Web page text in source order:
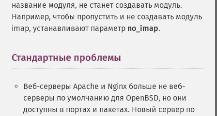
название модуля, не станет создавать модуль.
Например, чтобы пропустить и не создавать модуль
imap, устанавливают параметр no_imap.
Стандартные проблемы
Веб-серверы Apache и Nginx больше не веб-
серверы по умолчанию для OpenBSD, но они
доступны в портах и пакетах. Новый сервер по